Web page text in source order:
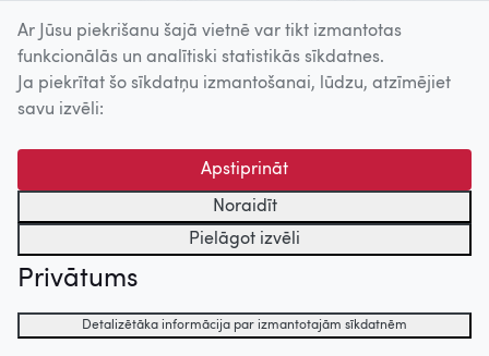
Ar Jūsu piekrišanu šajā vietnē var tikt izmantotas
funkcionālās un analītiski statistikās sīkdatnes.
Ja piekrītat šo sīkdatņu izmantošanai, lūdzu, atzīmējiet
savu izvēli:
Apstiprināt
Noraidīt
Pielāgot izvēli
Privātums
Detalizētāka informācija par izmantotajām sīkdatnēm